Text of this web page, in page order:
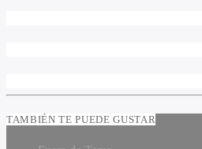
TAMBIÉN TE PUEDE GUSTAR